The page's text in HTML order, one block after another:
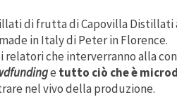
di frutta di Capovilla Distillati
in Italy di Peter in Florence.
relatori che interverranno alla
e tutto ciò che è
nel vivo della produzione.